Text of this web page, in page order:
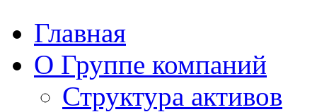
Главная
О Группе компаний
Структура активов